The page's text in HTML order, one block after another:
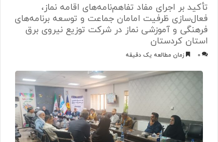
تأکید بر اجرای مفاد تفاهم‌نامه‌های اقامه نماز،
فعال‌سازی ظرفیت امامان جماعت و توسعه برنامه‌های
فرهنگی و آموزشی نماز در شرکت توزیع نیروی برق
استان کردستان
0 زمان مطالعه یک دقیقه